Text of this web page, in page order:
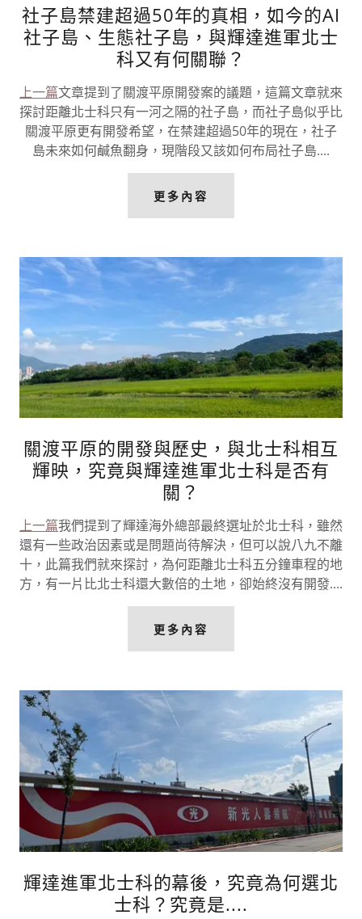
社子島禁建超過50年的真相，如今的AI
社子島、生態社子島，與輝達進軍北士
科又有何關聯？
上一篇文章提到了關渡平原開發案的議題，這篇文章就來
探討距離北士科只有一河之隔的社子島，而社子島似乎比
關渡平原更有開發希望，在禁建超過50年的現在，社子
島未來如何鹹魚翻身，現階段又該如何布局社子島....
更多內容
關渡平原的開發與歷史，與北士科相互
輝映，究竟與輝達進軍北士科是否有
關？
上一篇我們提到了輝達海外總部最終選址於北士科，雖然
還有一些政治因素或是問題尚待解決，但可以說八九不離
十，此篇我們就來探討，為何距離北士科五分鐘車程的地
方，有一片比北士科還大數倍的土地，卻始終沒有開發....
更多內容
輝達進軍北士科的幕後，究竟為何選北
士科？究竟是....